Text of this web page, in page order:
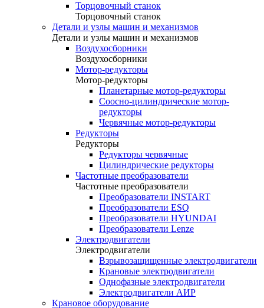
Торцовочный станок
Торцовочный станок
Детали и узлы машин и механизмов
Детали и узлы машин и механизмов
Воздухосборники
Воздухосборники
Мотор-редукторы
Мотор-редукторы
Планетарные мотор-редукторы
Соосно-цилиндрические мотор-
редукторы
Червячные мотор-редукторы
Редукторы
Редукторы
Редукторы червячные
Цилиндрические редукторы
Частотные преобразователи
Частотные преобразователи
Преобразователи INSTART
Преобразователи ESQ
Преобразователи HYUNDAI
Преобразователи Lenze
Электродвигатели
Электродвигатели
Взрывозащищенные электродвигатели
Крановые электродвигатели
Однофазные электродвигатели
Электродвигатели АИР
Крановое оборудование